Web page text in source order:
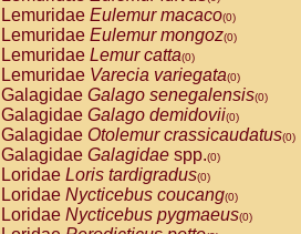
Lemuridae Eulemur macaco(0)
Lemuridae Eulemur mongoz(0)
Lemuridae Lemur catta(0)
Lemuridae Varecia variegata(0)
Galagidae Galago senegalensis(0)
Galagidae Galago demidovii(0)
Galagidae Otolemur crassicaudatus(0)
Galagidae Galagidae spp.(0)
Loridae Loris tardigradus(0)
Loridae Nycticebus coucang(0)
Loridae Nycticebus pygmaeus(0)